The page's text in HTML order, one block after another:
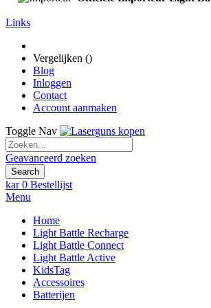
Links
Vergelijken ()
Blog
Inloggen
Contact
Account aanmaken
Toggle Nav
Geavanceerd zoeken
Search
kar 0 Bestellijst
Menu
Home
Light Battle Recharge
Light Battle Connect
Light Battle Active
KidsTag
Accessoires
Batterijen